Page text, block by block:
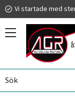
Vi startade med
019 225